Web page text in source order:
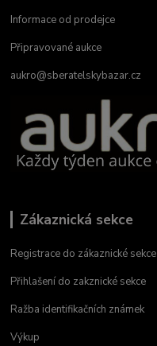
Informace od prodejce
Připravované aukce
aukro@sberatelskybazar.cz
Zákaznická sekce
Registrace do zákaznické sekce
Přihlašení do zakznické sekce
Ražba identifikačních známek
Výkup